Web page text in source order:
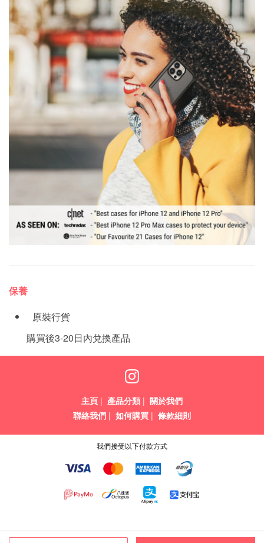
保養
原裝行貨
購買後3-20日內兌換產品
主頁 | 產品分類 | 關於我們
聯絡我們 | 如何購買 | 條款細則
我們接受以下付款方式